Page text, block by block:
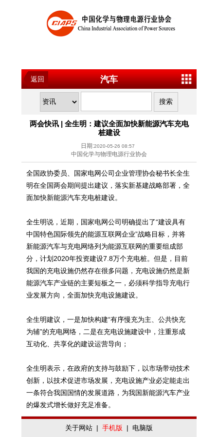
返回 汽车
两会快讯 | 全生明：建议全面加快新能源汽车充电
桩建设
日期:2020-05-26 08:57
中国化学与物理电源行业协会
全国政协委员、国家电网公司企业管理协会秘书长全生
明在全国两会期间提出建议，落实新基建战略部署，全
面加快新能源汽车充电桩建设。
全生明说，近期，国家电网公司明确提出了“建设具有
中国特色国际领先的能源互联网企业”战略目标，并将
新能源汽车与充电网络列为能源互联网的重要组成部
分，计划2020年投资建设7.8万个充电桩。但是，目前
我国的充电设施仍然存在很多问题，充电设施仍然是新
能源汽车产业链的主要短板之一，必须科学指导充电行
业发展方向，全面加快充电设施建设。
全生明建议，一是加快构建“有序慢充为主、公共快充
为辅”的充电网络，二是在充电设施建设中，注重形成
互动化、共享化的建设运营导向；
全生明表示，在政府的支持与鼓励下，以市场带动技术
创新，以技术促进市场发展，充电设施产业必定能走出
一条符合我国国情的发展道路，为我国新能源汽车产业
的爆发式增长做好充足准备。
关于网站 | 手机版 | 电脑版